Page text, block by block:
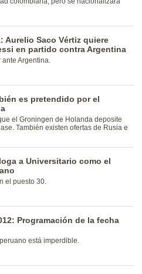
Aurelio Saco Vértiz quiere
en partido contra Argentina
Argentina.
es pretendido por el
el Groningen de Holanda deposite
También existen ofertas de Rusia e
a Universitario como el
el puesto 30.
Programación de la fecha
está imperdible.